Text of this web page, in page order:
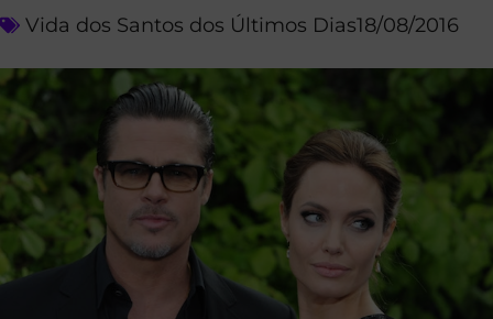
Vida dos Santos dos Últimos Dias18/08/2016